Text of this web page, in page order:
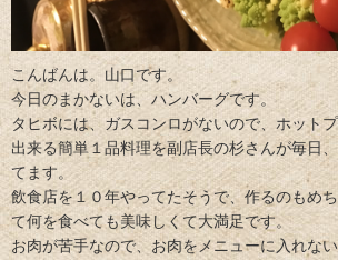
こんばんは。山口です。
今日のまかないは、ハンバーグです。
タヒボには、ガスコンロがないので、ホット
出来る簡単１品料理を副店長の杉さんが毎日
てます。
飲食店を１０年やってたそうで、作るのもめ
て何を食べても美味しくて大満足です。
お肉が苦手なので、お肉をメニューに入れな